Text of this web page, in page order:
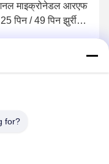
माइक्रोनेडल आरएफ
पिन / 49 पिन झुर्री
for?